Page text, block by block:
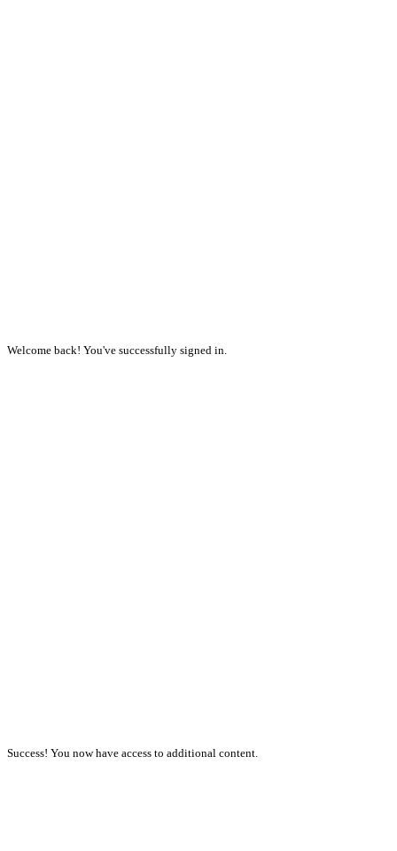
Welcome back! You've successfully signed in.
Success! You now have access to additional content.